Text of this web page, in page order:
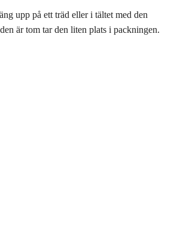
upp på ett träd eller i tältet med den
är tom tar den liten plats i packningen.